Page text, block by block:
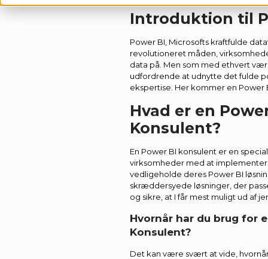
Introduktion til
Power BI, Microsofts kraftfulde
revolutioneret måden,
data på. Men som med ethvert
udfordrende at udnytte det fulde
ekspertise. Her kommer en Power
Hvad er en
Konsulent?
En Power BI konsulent er en
virksomheder med at
vedligeholde deres Power BI
skræddersyede løsninger, der
og sikre, at I får mest muligt ud af
Hvornår har du brug for
Konsulent?
Det kan være svært at vide,